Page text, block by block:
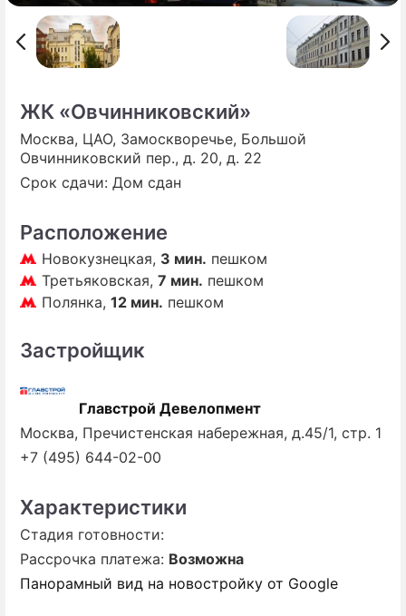
ПРЕСС-РЕЛИЗЫ
О ПРОЕКТЕ
ЖК «Овчинниковский»
Москва, ЦАО, Замоскворечье, Большой
Овчинниковский пер., д. 20, д. 22
Срок сдачи: Дом сдан
Расположение
Новокузнецкая, 3 мин. пешком
Третьяковская, 7 мин. пешком
Полянка, 12 мин. пешком
Застройщик
Главстрой Девелопмент
Москва, Пречистенская набережная, д.45/1, стр. 1
+7 (495) 644-02-00
Характеристики
Стадия готовности:
Рассрочка платежа: Возможна
Панорамный вид на новостройку от Google